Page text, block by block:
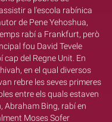
a l'escola rabínica
de Pene Yehoshua,
rabí a Frankfurt, però
fou David Tevele
del Regne Unit. En
en el qual diversos
rebre les seves primeres
entre els quals estaven
Abraham Bing, rabí en
Moses Sofer